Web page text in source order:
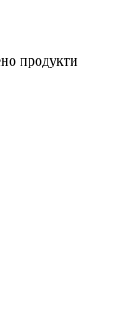
продукти